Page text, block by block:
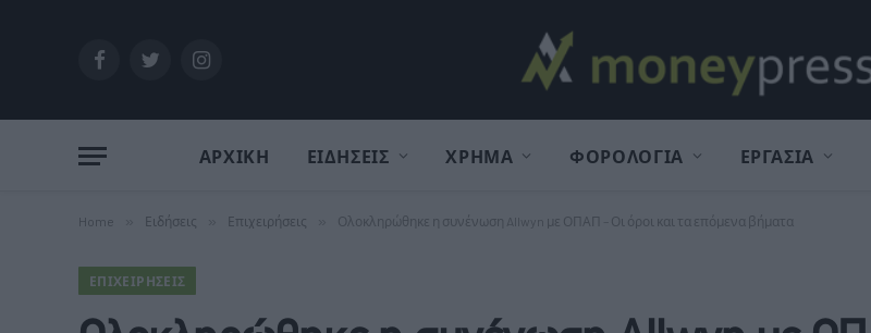
FacebookTwitterInstagram
ΑΡΧΙΚΗ ΕΙΔΗΣΕΙΣ ΧΡΗΜΑ ΦΟΡΟΛΟΓΙΑ ΕΡΓΑΣΙΑ
Home Ειδήσεις Επιχειρήσεις Ολοκληρώθηκε η συνένωση Allwyn με ΟΠΑΠ – Οι όροι και τα επόμενα βήματα
ΕΠΙΧΕΙΡΉΣΕΙΣ